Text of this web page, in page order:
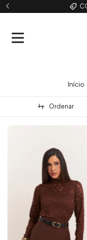
Início
Ordenar